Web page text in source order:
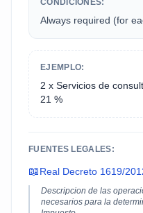
CONDICIONES:
Always required (for
EJEMPLO:
2 x Servicios de
21 %
FUENTES LEGALES:
📖Real Decreto 1619/
Descripcion de las
necesarios para la